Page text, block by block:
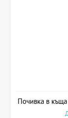
Почивка в